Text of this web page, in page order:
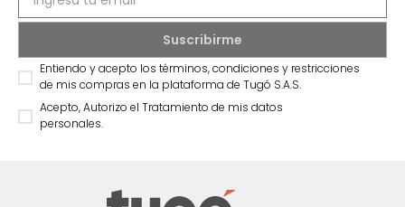
Entiendo y acepto los términos, condiciones y restricciones
de mis compras en la plataforma de Tugó S.A.S.
Acepto, Autorizo el Tratamiento de mis datos
personales.